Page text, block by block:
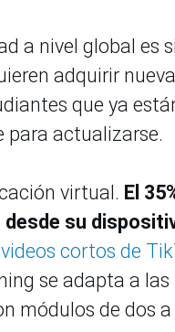
a nivel global es
adquirir
que ya
para actualizarse.
virtual. El
su
cortos de
se adapta a
módulos de dos